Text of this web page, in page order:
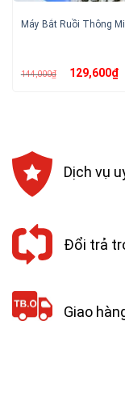
Máy Bắt Ruồi Thông
144,000₫ Giá
gốc129,600₫
Dịch vụ
Đổi trả
Giao